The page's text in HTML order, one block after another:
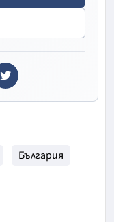
България